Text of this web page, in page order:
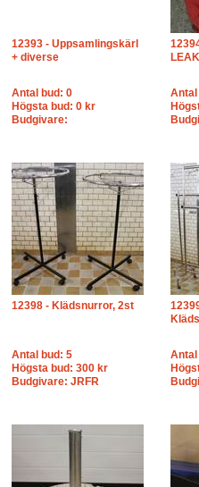
12393 - Uppsamlingskärl
+ diverse
Antal bud: 0
Högsta bud: 0 kr
Budgivare:
Antal
12398 - Klädsnurror, 2st
Antal bud: 5
Högsta bud: 300 kr
Budgivare: JRFR
Antal